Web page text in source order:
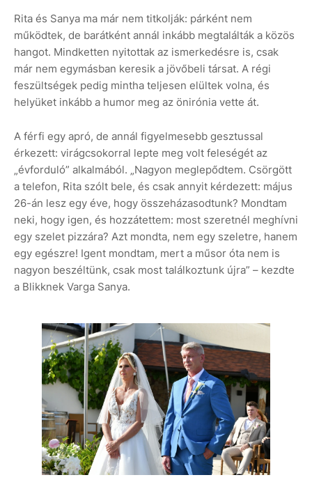
Rita és Sanya ma már nem titkolják: párként nem
működtek, de barátként annál inkább megtalálták a közös
hangot. Mindketten nyitottak az ismerkedésre is, csak
már nem egymásban keresik a jövőbeli társat. A régi
feszültségek pedig mintha teljesen elültek volna, és
helyüket inkább a humor meg az önirónia vette át.
A férfi egy apró, de annál figyelmesebb gesztussal
érkezett: virágcsokorral lepte meg volt feleségét az
„évforduló” alkalmából. „Nagyon meglepődtem. Csörgött
a telefon, Rita szólt bele, és csak annyit kérdezett: május
26-án lesz egy éve, hogy összeházasodtunk? Mondtam
neki, hogy igen, és hozzátettem: most szeretnél meghívni
egy szelet pizzára? Azt mondta, nem egy szeletre, hanem
egy egészre! Igent mondtam, mert a műsor óta nem is
nagyon beszéltünk, csak most találkoztunk újra” – kezdte
a Blikknek Varga Sanya.